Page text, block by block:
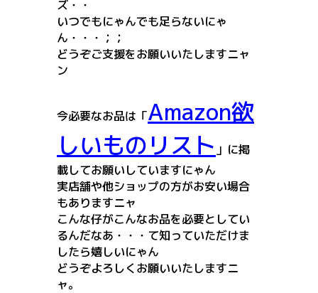
ズ・・
いつでもにゃんでも足らないにゃ
ん・・・；；
どうぞご支援をお願いいたしますニャ
ン
今必要なお品は「Amazon欲
しいものリスト 」に掲
載してお願いしていますにゃん
実店舗や他ショップの方がお安い場合
もありますニャ
こんな仔がこんなお品を必要としてい
るんだなあ・・・て知っていただけま
したら嬉しいにゃん
どうぞよろしくお願いいたしますニ
ャ。